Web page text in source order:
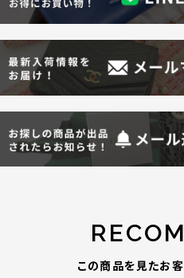
この商品を見たお